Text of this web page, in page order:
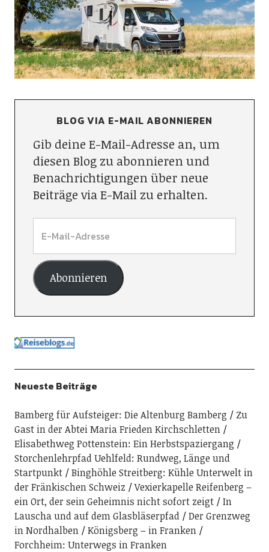
BLOG VIA E-MAIL ABONNIEREN
Gib deine E-Mail-Adresse an, um
diesen Blog zu abonnieren und
Benachrichtigungen über neue
Beiträge via E-Mail zu erhalten.
Abonnieren
Neueste Beiträge
Bamberg für Aufsteiger: Die Altenburg Bamberg
Zu
Gast in der Abtei Maria Frieden Kirchschletten
Elisabethweg Pottenstein: Ein Herbstspaziergang
Storchenlehrpfad Uehlfeld: Rundweg, Länge und
Startpunkt
Binghöhle Streitberg: Kühle Unterwelt in
der Fränkischen Schweiz
Vexierkapelle Reifenberg –
ein Ort, der sein Geheimnis nicht sofort zeigt
In
Lauscha und auf dem Glasbläserpfad
Der Grenzweg
in Nordhalben
Königsberg – in Franken
Forchheim: Unterwegs in Franken